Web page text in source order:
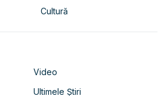
Cultură
Video
Ultimele Știri